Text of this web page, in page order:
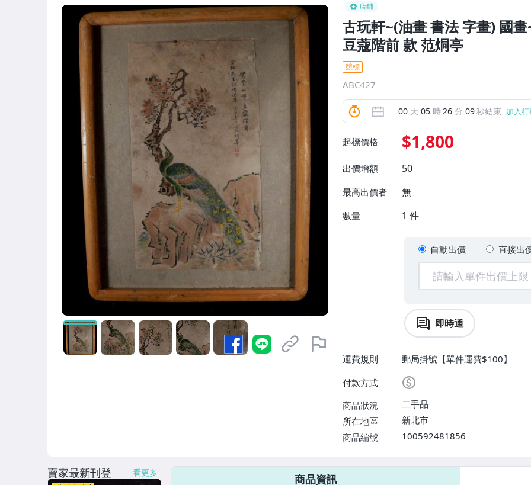
店鋪
古玩軒~(油畫 書法 字畫) 國
豆蔻階前 款 范烔亭
競標
ABC427
00 天 05 時26 分 07秒結束 加入
起標價格 $1,800
出價增額 50
最高出價者 無
數量 1 件
自動出價 直接出
即時通
運費規則
郵局掛號【單件運費$100】
付款方式
商品狀況
二手品
所在地區
新北市
商品編號
100592481856
商品資訊
賣家最新刊登 看更多